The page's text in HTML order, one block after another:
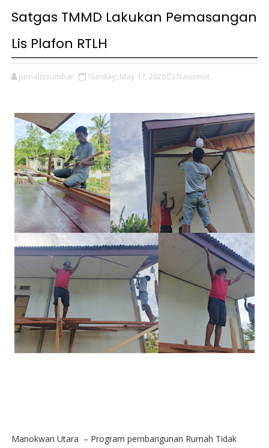
Satgas TMMD Lakukan Pemasangan
Lis Plafon RTLH
jurnalissumbar Sunday, May 17, 2026 Nasional,
‎Manokwari Utara – Program pembangunan Rumah Tidak